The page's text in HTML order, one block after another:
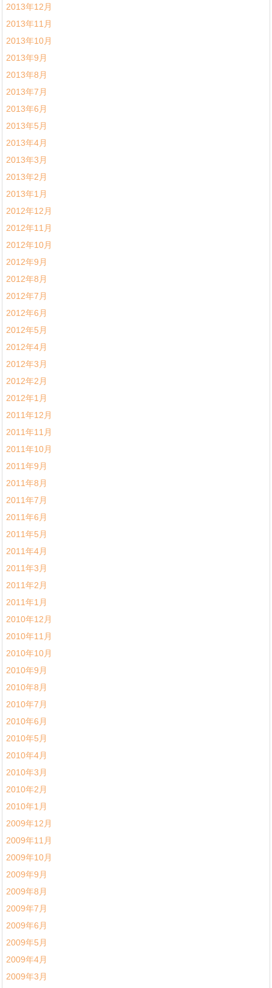
2013年12月
2013年11月
2013年10月
2013年9月
2013年8月
2013年7月
2013年6月
2013年5月
2013年4月
2013年3月
2013年2月
2013年1月
2012年12月
2012年11月
2012年10月
2012年9月
2012年8月
2012年7月
2012年6月
2012年5月
2012年4月
2012年3月
2012年2月
2012年1月
2011年12月
2011年11月
2011年10月
2011年9月
2011年8月
2011年7月
2011年6月
2011年5月
2011年4月
2011年3月
2011年2月
2011年1月
2010年12月
2010年11月
2010年10月
2010年9月
2010年8月
2010年7月
2010年6月
2010年5月
2010年4月
2010年3月
2010年2月
2010年1月
2009年12月
2009年11月
2009年10月
2009年9月
2009年8月
2009年7月
2009年6月
2009年5月
2009年4月
2009年3月